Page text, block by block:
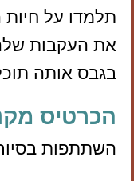
תלמדו על
את העקבות
בגבס אותה
הכרטיס
השתתפות